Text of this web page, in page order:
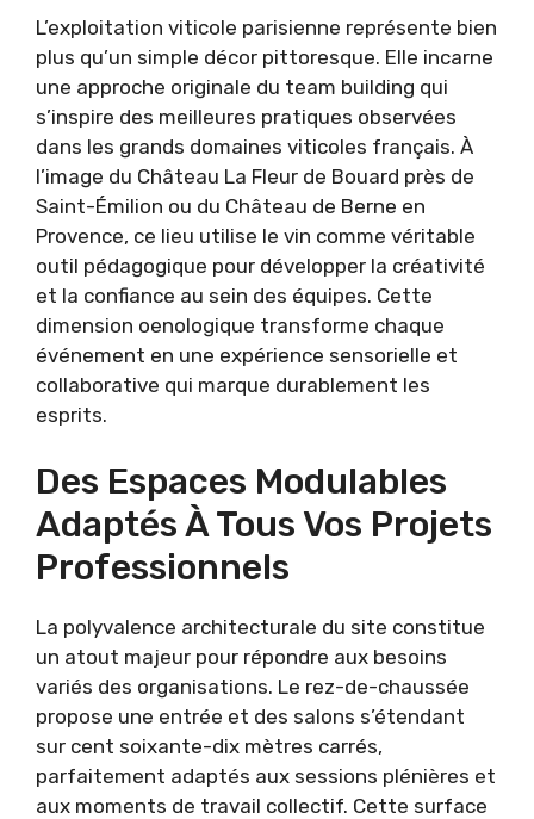
L’exploitation viticole parisienne représente bien
plus qu’un simple décor pittoresque. Elle incarne
une approche originale du team building qui
s’inspire des meilleures pratiques observées
dans les grands domaines viticoles français. À
l’image du Château La Fleur de Bouard près de
Saint-Émilion ou du Château de Berne en
Provence, ce lieu utilise le vin comme véritable
outil pédagogique pour développer la créativité
et la confiance au sein des équipes. Cette
dimension oenologique transforme chaque
événement en une expérience sensorielle et
collaborative qui marque durablement les
esprits.
Des Espaces Modulables
Adaptés À Tous Vos Projets
Professionnels
La polyvalence architecturale du site constitue
un atout majeur pour répondre aux besoins
variés des organisations. Le rez-de-chaussée
propose une entrée et des salons s’étendant
sur cent soixante-dix mètres carrés,
parfaitement adaptés aux sessions plénières et
aux moments de travail collectif. Cette surface